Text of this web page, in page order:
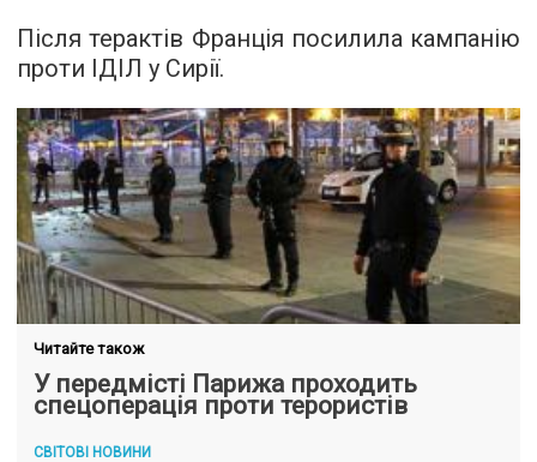
Після терактів Франція посилила кампанію
проти ІДІЛ у Сирії.
Читайте також
У передмісті Парижа проходить
спецоперація проти терористів
СВІТОВІ НОВИНИ